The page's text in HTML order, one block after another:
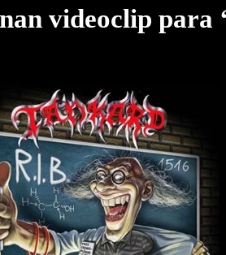
videoclip para